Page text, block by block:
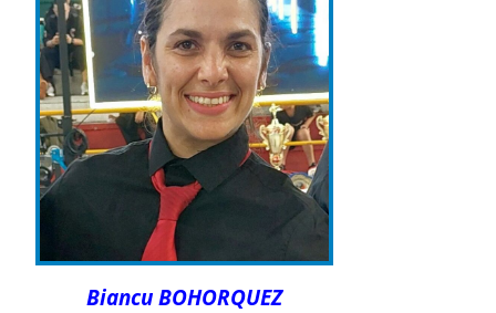
Biancu BOHORQUEZ